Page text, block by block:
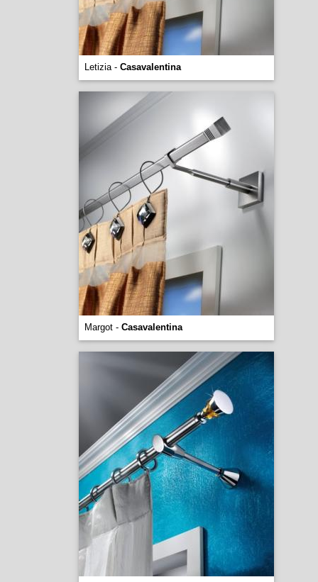
Letizia - Casavalentina
Margot - Casavalentina